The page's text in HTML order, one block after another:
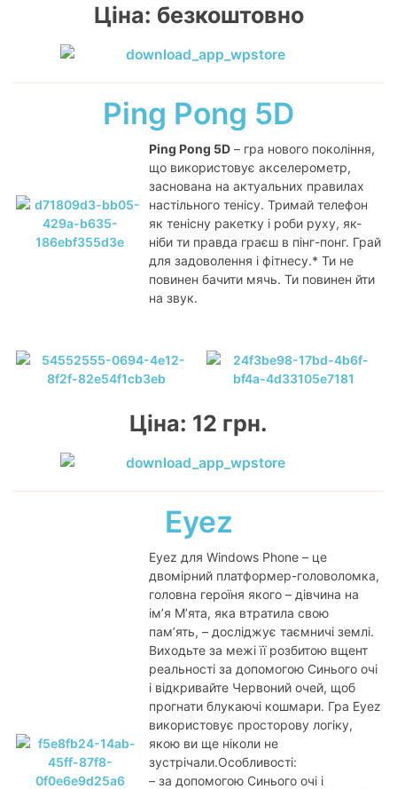
Ціна: безкоштовно
Ping Pong 5D
Ping Pong 5D – гра нового покоління,
що використовує акселерометр,
заснована на актуальних правилах
настільного тенісу. Тримай телефон
як тенісну ракетку і роби руху, як-
ніби ти правда граєш в пінг-понг. Грай
для задоволення і фітнесу.* Ти не
повинен бачити мячь. Ти повинен йти
на звук.
Ціна: 12 грн.
Eyez
Eyez для Windows Phone – це
двомірний платформер-головоломка,
головна героїня якого – дівчина на
ім’я М’ята, яка втратила свою
пам’ять, – досліджує таємничі землі.
Виходьте за межі її розбитою вщент
реальності за допомогою Синього очі
і відкривайте Червоний очей, щоб
прогнати блукаючі кошмари. Гра Eyez
використовує просторову логіку,
якою ви ще ніколи не
зустрічали.Особливості:
– за допомогою Синього очі і